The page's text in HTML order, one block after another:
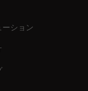
ーション